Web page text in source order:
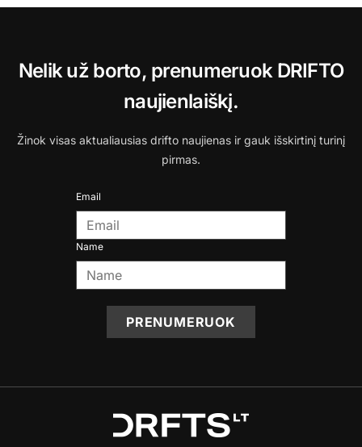
Nelik už borto, prenumeruok DRIFTO
naujienlaiškį.
Žinok visas aktualiausias drifto naujienas ir gauk išskirtinį turinį
pirmas.
Email
Name
PRENUMERUOK